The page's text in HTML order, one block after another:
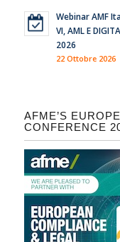
Webinar AMF
VI, AML E
2026
22 Ottobre 2026
AFME’S
CONFERENCE